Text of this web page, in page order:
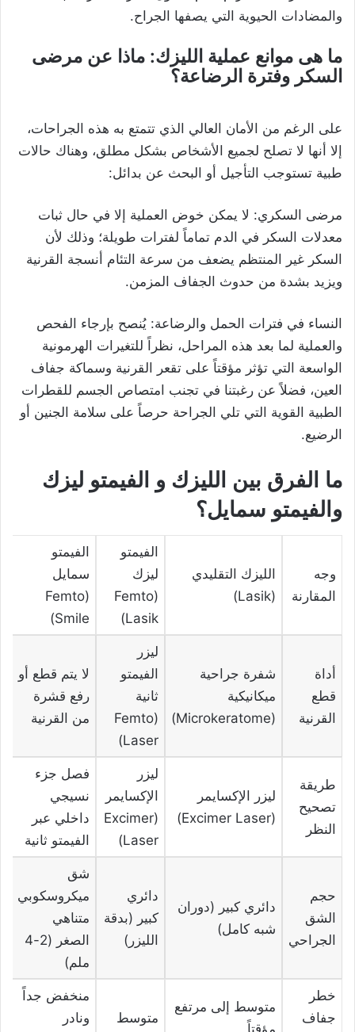
والمضادات الحيوية التي يصفها الجراح.
ما هى موانع عملية الليزك: ماذا عن مرضى
السكر وفترة الرضاعة؟
على الرغم من الأمان العالي الذي تتمتع به هذه الجراحات،
إلا أنها لا تصلح لجميع الأشخاص بشكل مطلق، وهناك حالات
طبية تستوجب التأجيل أو البحث عن بدائل:
مرضى السكري: لا يمكن خوض العملية إلا في حال ثبات
معدلات السكر في الدم تماماً لفترات طويلة؛ وذلك لأن
السكر غير المنتظم يضعف من سرعة التئام أنسجة القرنية
ويزيد بشدة من حدوث الجفاف المزمن.
النساء في فترات الحمل والرضاعة: يُنصح بإرجاء الفحص
والعملية لما بعد هذه المراحل، نظراً للتغيرات الهرمونية
الواسعة التي تؤثر مؤقتاً على تقعر القرنية وسماكة جفاف
العين، فضلاً عن رغبتنا في تجنب امتصاص الجسم للقطرات
الطبية القوية التي تلي الجراحة حرصاً على سلامة الجنين أو
الرضيع.
ما الفرق بين الليزك و الفيمتو ليزك
والفيمتو سمايل؟
وجه
المقارنة
الليزك التقليدي
(Lasik)
الفيمتو
ليزك
(Femto
Lasik)
الفيمتو
سمايل
(Femto
Smile)
أداة
قطع
القرنية
شفرة جراحية
ميكانيكية
(Microkeratome)
ليزر
الفيمتو
ثانية
(Femto
Laser)
لا يتم قطع أو
رفع قشرة
من القرنية
طريقة
تصحيح
النظر
ليزر الإكسايمر
(Excimer Laser)
ليزر
الإكسايمر
(Excimer
Laser)
فصل جزء
نسيجي
داخلي عبر
الفيمتو ثانية
حجم
الشق
الجراحي
دائري كبير (دوران
شبه كامل)
دائري
كبير (بدقة
الليزر)
شق
ميكروسكوبي
متناهي
الصغر (2-4
ملم)
خطر
جفاف
متوسط إلى مرتفع
مؤقتاً
متوسط
منخفض جداً
ونادر